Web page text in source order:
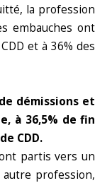
la profession
embauches ont
et à 36% des
démissions et
à 36,5% de fin
CDD.
partis vers un
profession,